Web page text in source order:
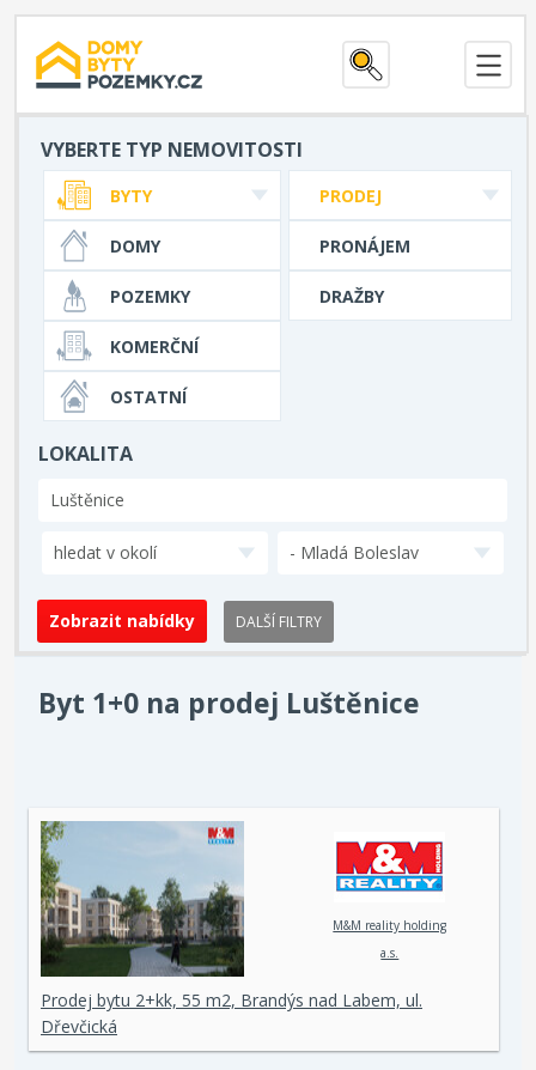
VYBERTE TYP NEMOVITOSTI
PRODEJ
PRONÁJEM
DRAŽBY
BYTY
DOMY
POZEMKY
KOMERČNÍ
OSTATNÍ
LOKALITA
hledat v okolí - Mladá Boleslav
DALŠÍ FILTRY
Byt 1+0 na prodej Luštěnice
M&M reality holding
a.s.
Prodej bytu 2+kk, 55 m2, Brandýs nad Labem, ul.
Dřevčická